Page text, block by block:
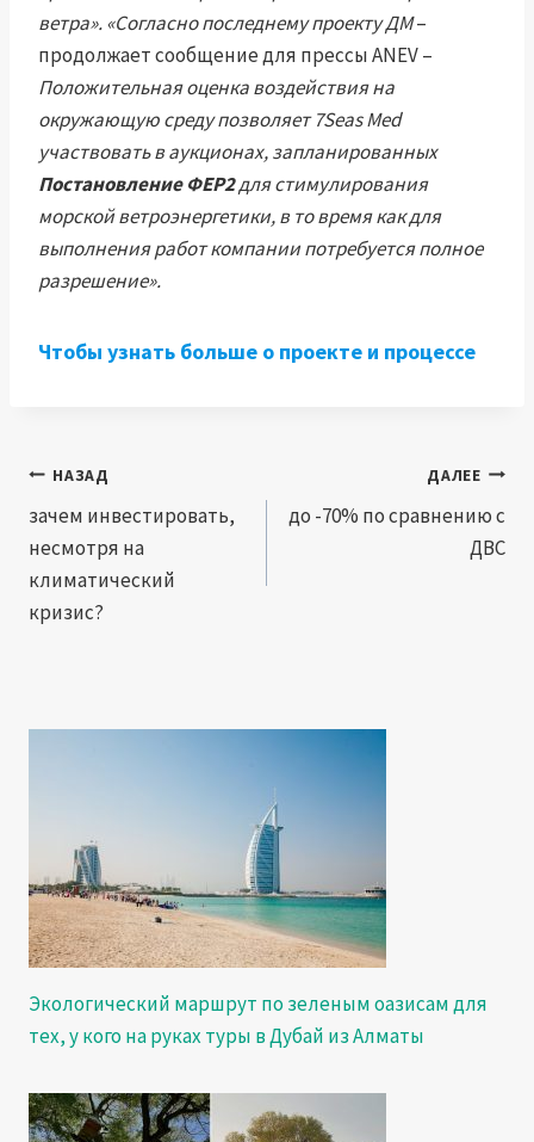
ветра». «Согласно последнему проекту ДМ–
продолжает сообщение для прессы ANEV –
Положительная оценка воздействия на
окружающую среду позволяет 7Seas Med
участвовать в аукционах, запланированных
Постановление ФЕР2для стимулирования
морской ветроэнергетики, в то время как для
выполнения работ компании потребуется полное
разрешение».
Чтобы узнать больше о проекте и процессе
Навигация
по
записям
НАЗАД
зачем инвестировать,
несмотря на
климатический
кризис?
ДАЛЕЕ
до -70% по сравнению с
ДВС
Экологический маршрут по зеленым оазисам для
тех, у кого на руках туры в Дубай из Алматы